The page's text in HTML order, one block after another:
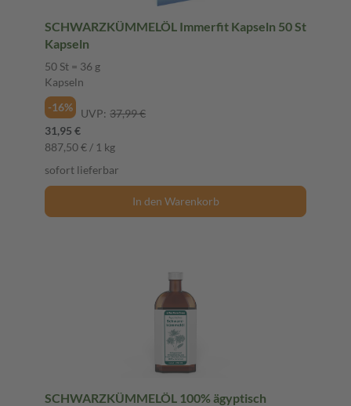
SCHWARZKÜMMELÖL Immerfit Kapseln 50 St
Kapseln
50 St = 36 g
Kapseln
-16%
UVP: 37,99 €
31,95 €
887,50 € / 1 kg
sofort lieferbar
In den Warenkorb
SCHWARZKÜMMELÖL 100% ägyptisch